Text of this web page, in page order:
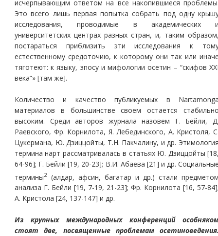
исчерпывающим ответом на все накопившиеся
Это всего лишь первая попытка собрать под одну
исследования, проводимые в академических
университетских центрах разных стран, и, таким
постараться приблизить эти исследования к
естественному средоточию, к которому они так или
тяготеют: к языку, эпосу и мифологии осетин – “скифов
века”» [там же].
Количество и качество публикуемых в
материалов в большинстве своем остается
высоким. Среди авторов журнала назовем Г. Бейли,
Раевского, Фр. Корнилота, Я. Лебединского, А. Кристоля,
Цукермана, Ю. Дзиццойты, Т.Н. Пакчалину, и др.
термина нарт рассматривалась в статьях Ю. Дзиццойты
64-96]; Г. Бейли [19, 20-23]; В.И. Абаева [21] и др.
термины2 (алдар, афcин, багатар и др.) стали
анализа Г. Бейли [19, 7-19, 21-23]; Фр. Корнилота [16, 57-
А. Кристола [24, 137-147] и др.
Из крупных международных конференций
стоят две, посвященные проблемам